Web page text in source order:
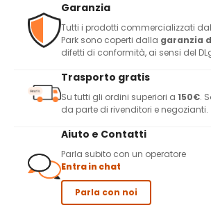
Garanzia
Tutti i prodotti commercializzati
Park sono coperti dalla garanzia
difetti di conformità, ai sensi del
Trasporto gratis
Su tutti gli ordini superiori a 150€.
da parte di rivenditori e negozianti.
Aiuto e Contatti
Parla subito con un operatore
Entra in chat
Parla con noi